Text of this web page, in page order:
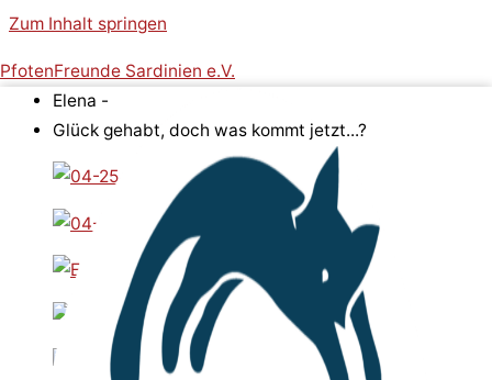
Zum Inhalt springen
PfotenFreunde Sardinien e.V.
Elena -
Glück gehabt, doch was kommt jetzt...?